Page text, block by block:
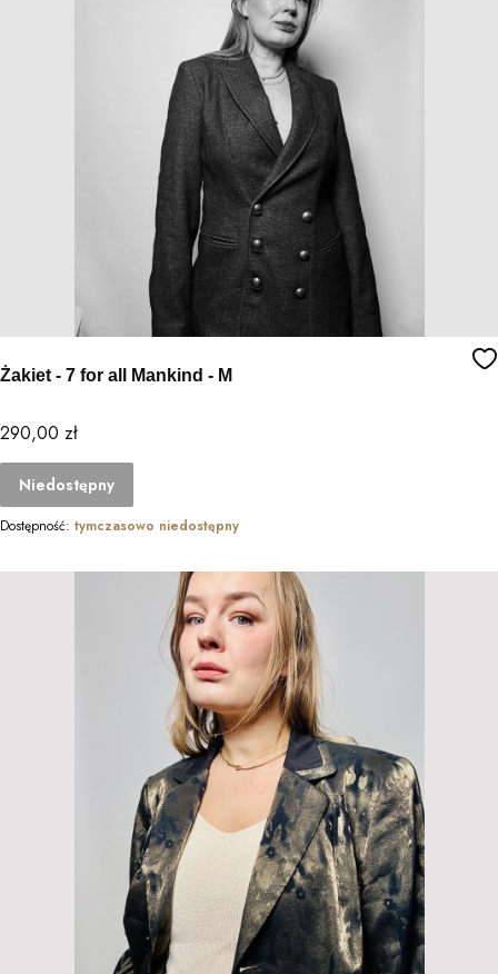
Żakiet - 7 for all Mankind - M
Cena
290,00 zł
Niedostępny
Dostępność: tymczasowo niedostępny